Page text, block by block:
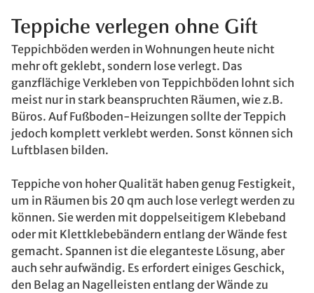
Teppiche verlegen ohne Gift
Teppichböden werden in Wohnungen heute nicht
mehr oft geklebt, sondern lose verlegt. Das
ganzflächige Verkleben von Teppichböden lohnt sich
meist nur in stark beanspruchten Räumen, wie z.B.
Büros. Auf Fußboden-Heizungen sollte der Teppich
jedoch komplett verklebt werden. Sonst können sich
Luftblasen bilden.
Teppiche von hoher Qualität haben genug Festigkeit,
um in Räumen bis 20 qm auch lose verlegt werden zu
können. Sie werden mit doppelseitigem Klebeband
oder mit Klettklebebändern entlang der Wände fest
gemacht. Spannen ist die eleganteste Lösung, aber
auch sehr aufwändig. Es erfordert einiges Geschick,
den Belag an Nagelleisten entlang der Wände zu